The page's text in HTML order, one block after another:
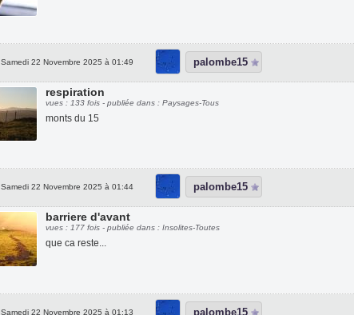
Samedi 22 Novembre 2025 à 01:49 palombe15
respiration
vues : 133 fois - publiée dans : Paysages-Tous
monts du 15
Samedi 22 Novembre 2025 à 01:44 palombe15
barriere d'avant
vues : 177 fois - publiée dans : Insolites-Toutes
que ca reste...
Samedi 22 Novembre 2025 à 01:13 palombe15